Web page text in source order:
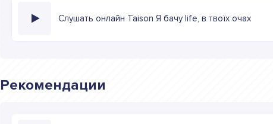
Слушать онлайн Taison Я бачу life, в твоїх очах
Рекомендации